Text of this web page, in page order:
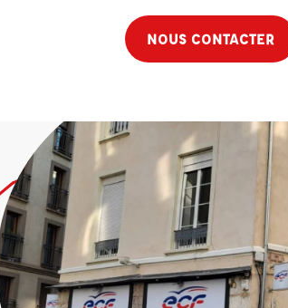
NOUS CONTACTER